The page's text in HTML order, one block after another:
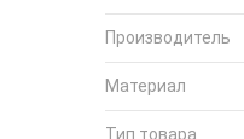
Производитель
Материал
Тип товара